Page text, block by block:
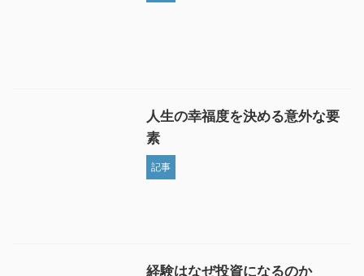
人生の幸福度を決める意外な要
素
記事
経験はなぜ投資になるのか